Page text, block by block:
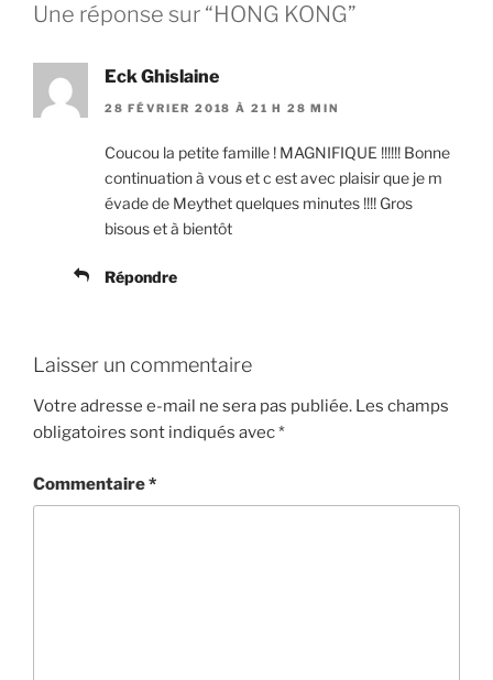
Une réponse sur “HONG KONG”
Eck Ghislaine
28 FÉVRIER 2018 À 21 H 28 MIN
Coucou la petite famille ! MAGNIFIQUE !!!!!! Bonne
continuation à vous et c est avec plaisir que je m
évade de Meythet quelques minutes !!!! Gros
bisous et à bientôt
Répondre
Laisser un commentaire
Votre adresse e-mail ne sera pas publiée. Les champs
obligatoires sont indiqués avec*
Commentaire*